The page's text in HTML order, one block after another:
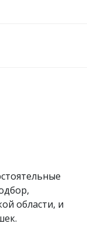
области, и